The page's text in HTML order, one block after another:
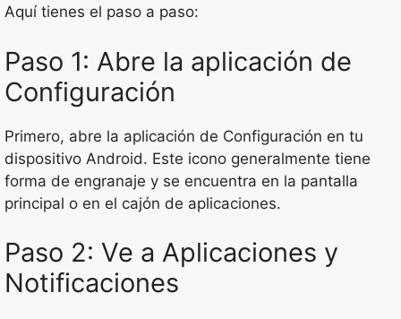
Aquí tienes el paso a paso:
Paso 1: Abre la aplicación de
Configuración
Primero, abre la aplicación de Configuración en tu
dispositivo Android. Este icono generalmente tiene
forma de engranaje y se encuentra en la pantalla
principal o en el cajón de aplicaciones.
Paso 2: Ve a Aplicaciones y
Notificaciones